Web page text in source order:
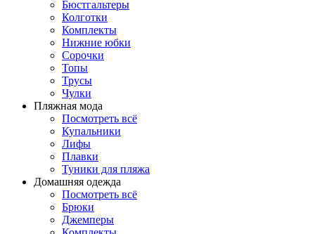
Бюстгальтеры
Колготки
Комплекты
Нижние юбки
Сорочки
Топы
Трусы
Чулки
Пляжная мода
Посмотреть всё
Купальники
Лифы
Плавки
Туники для пляжа
Домашняя одежда
Посмотреть всё
Брюки
Джемперы